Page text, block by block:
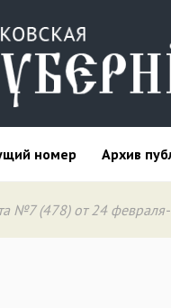
номер Архив
№7 (478) от 24